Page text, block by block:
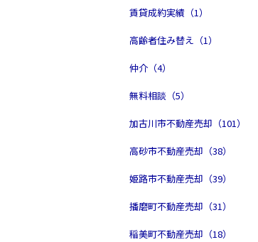
賃貸成約実績（1）
高齢者住み替え（1）
仲介（4）
無料相談（5）
加古川市不動産売却（101）
高砂市不動産売却（38）
姫路市不動産売却（39）
播磨町不動産売却（31）
稲美町不動産売却（18）